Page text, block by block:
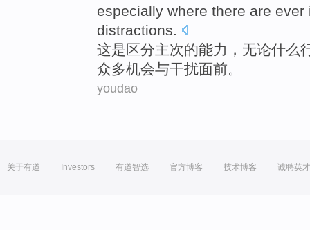
especially where there are
distractions.
这是区分主次的能力 ，无论什么
众多机会与干扰面前。
youdao
关于有道 Investors 有道智选 官方博客 技术博客 诚聘英才